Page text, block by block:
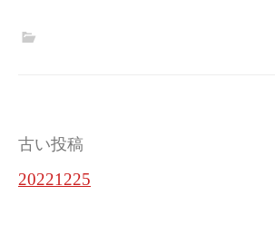
投
稿
古い投稿
20221225